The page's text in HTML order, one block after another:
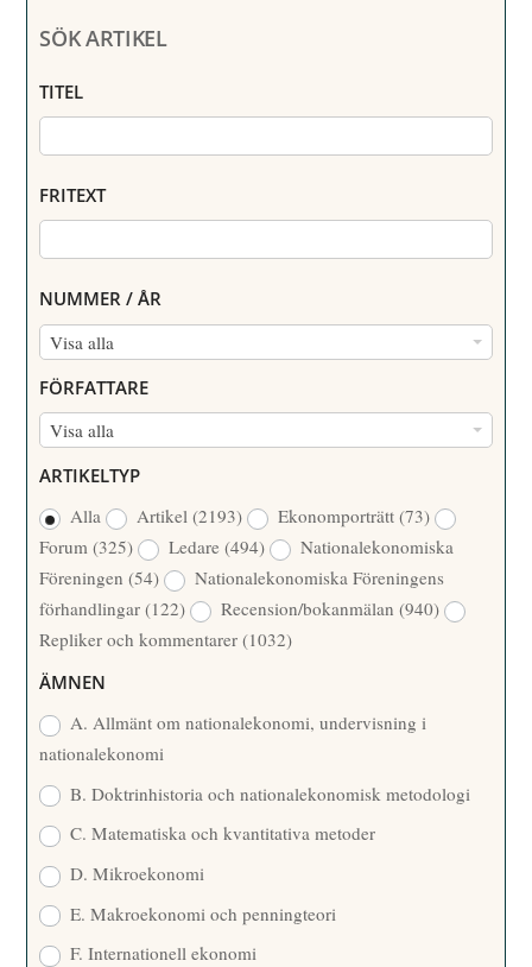
SÖK ARTIKEL
TITEL
FRITEXT
NUMMER / ÅR
Visa alla
N
M
M
/
Å
R
FÖRFATTARE
Visa alla
R
F
A
T
T
A
R
ARTIKELTYP
Alla
Artikel(2193) Ekonomporträtt(73)
Forum(325) Ledare(494)
Nationalekonomiska
Föreningen(54)
Nationalekonomiska Föreningens
förhandlingar(122) Recension/bokanmälan(940)
Repliker och kommentarer(1032)
ÄMNEN
A. Allmänt om nationalekonomi, undervisning i
nationalekonomi
B. Doktrinhistoria och nationalekonomisk metodologi
C. Matematiska och kvantitativa metoder
D. Mikroekonomi
E. Makroekonomi och penningteori
F. Internationell ekonomi